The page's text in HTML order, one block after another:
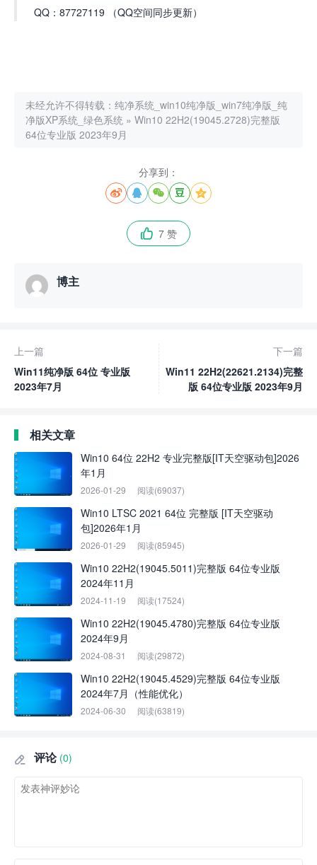
QQ：87727119 （QQ空间同步更新）
未经允许不得转载： 纯净系统_win10纯净版_win7纯净版_纯
净版XP系统_绿色系统 » Win10 22H2(19045.2728)完整版
64位专业版 2023年9月
分享到：
    
 7 赞
博主
上一篇
Win11纯净版 64位 专业版
2023年7月
下一篇
Win11 22H2(22621.2134)完整
版 64位专业版 2023年9月
相关文章
Win10 64位 22H2 专业完整版[IT天空驱动包]2026
年1月
2026-01-29 阅读(69037)
Win10 LTSC 2021 64位 完整版 [IT天空驱动
包]2026年1月
2026-01-29 阅读(85945)
Win10 22H2(19045.5011)完整版 64位专业版
2024年11月
2024-11-19 阅读(17524)
Win10 22H2(19045.4780)完整版 64位专业版
2024年9月
2024-08-31 阅读(29872)
Win10 22H2(19045.4529)完整版 64位专业版
2024年7月（性能优化）
2024-06-30 阅读(63819)
 评论 (0)